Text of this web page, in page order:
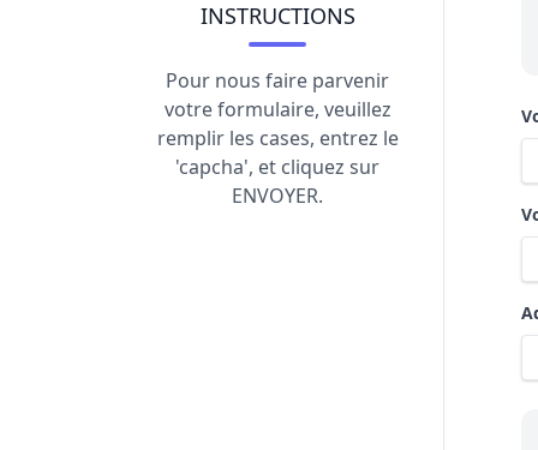
INSTRUCTIONS
Pour nous faire parvenir
votre formulaire, veuillez
remplir les cases, entrez le
'capcha', et cliquez sur
ENVOYER.